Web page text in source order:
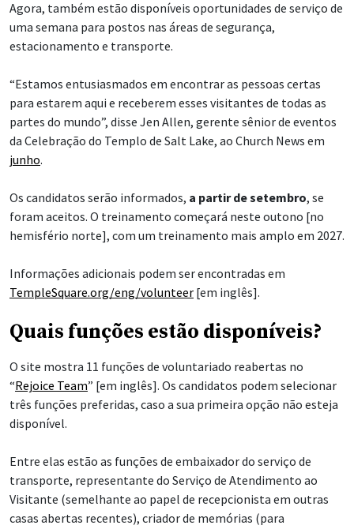
Agora, também estão disponíveis oportunidades de serviço de
uma semana para postos nas áreas de segurança,
estacionamento e transporte.
“Estamos entusiasmados em encontrar as pessoas certas
para estarem aqui e receberem esses visitantes de todas as
partes do mundo”, disse Jen Allen, gerente sênior de eventos
da Celebração do Templo de Salt Lake, ao Church News em
junho.
Os candidatos serão informados, a partir de setembro, se
foram aceitos. O treinamento começará neste outono [no
hemisfério norte], com um treinamento mais amplo em 2027.
Informações adicionais podem ser encontradas em
TempleSquare.org/eng/volunteer [em inglês].
Quais funções estão disponíveis?
O site mostra 11 funções de voluntariado reabertas no
“Rejoice Team” [em inglês]. Os candidatos podem selecionar
três funções preferidas, caso a sua primeira opção não esteja
disponível.
Entre elas estão as funções de embaixador do serviço de
transporte, representante do Serviço de Atendimento ao
Visitante (semelhante ao papel de recepcionista em outras
casas abertas recentes), criador de memórias (para